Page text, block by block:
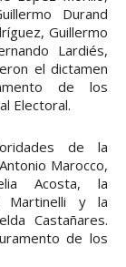
Durand
Guillermo
Lardiés,
el dictamen
de los
Electoral.
de la
Marocco,
Acosta, la
Martinelli y la
Castañares.
de los